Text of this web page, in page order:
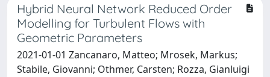
Hybrid Neural Network Reduced Order
Modelling for Turbulent Flows with
Geometric Parameters
2021-01-01 Zancanaro, Matteo; Mrosek, Markus;
Stabile, Giovanni; Othmer, Carsten; Rozza, Gianluigi